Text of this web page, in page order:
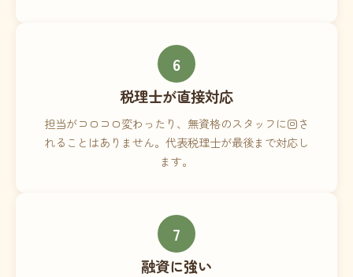
6
税理士が直接対応
担当がコロコロ変わったり、無資格のスタッフに回さ
れることはありません。代表税理士が最後まで対応し
ます。
7
融資に強い